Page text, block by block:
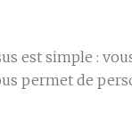
est simple :
permet de